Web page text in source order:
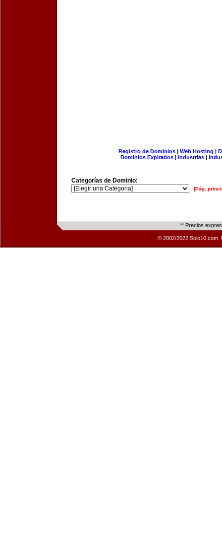
Registro de Dominios| Web Hosting |
Dominios Expirados | Industrias |
Categorías de Dominio:
[Pág.
** Precios
© 2002/2022 Solo10.com